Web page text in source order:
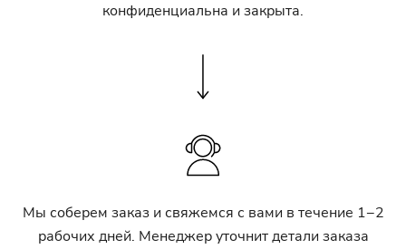
конфиденциальна и закрыта.
Мы соберем заказ и свяжемся с вами в течение 1−2
рабочих дней. Менеджер уточнит детали заказа